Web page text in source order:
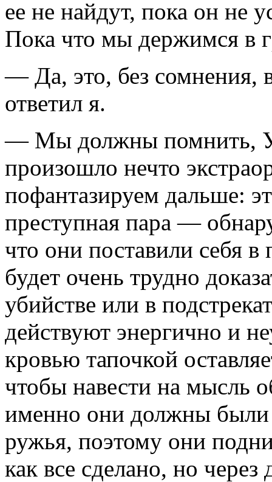
ее не найдут, пока он не
Пока что мы держимся в
— Да, это, без
ответил я.
— Мы должны помнить,
произошло нечто
пофантазируем дальше:
преступная пара —
что они поставили себя
будет очень трудно
убийстве или в
действуют энергично и
кровью тапочкой
чтобы навести на мысль
именно они должны были
ружья, поэтому они
как все сделано, но